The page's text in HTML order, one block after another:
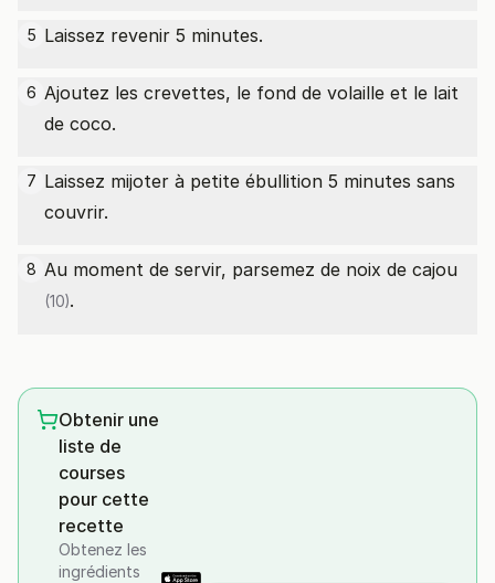
5 Laissez revenir 5 minutes.
6 Ajoutez les crevettes, le fond de volaille et le lait
de coco.
7 Laissez mijoter à petite ébullition 5 minutes sans
couvrir.
8 Au moment de servir, parsemez de noix de cajou
(10).
Obtenir une
liste de
courses
pour cette
recette
Obtenez les
ingrédients